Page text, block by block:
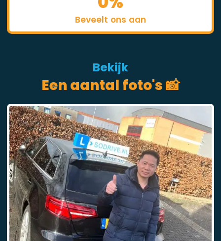
Beveelt ons aan
Bekijk
Een aantal foto's 📸